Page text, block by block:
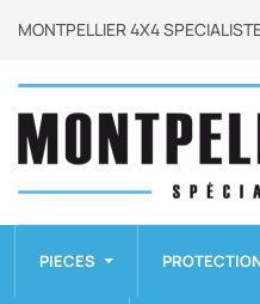
MONTPELLIER 4X4
PIECES